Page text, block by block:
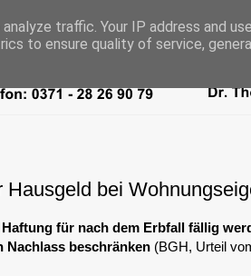
Hausgeld bei
für nach dem Erbfall fällig
Nachlass beschränken (BGH, Urteil
traffic. Your IP address and
to ensure quality of service,